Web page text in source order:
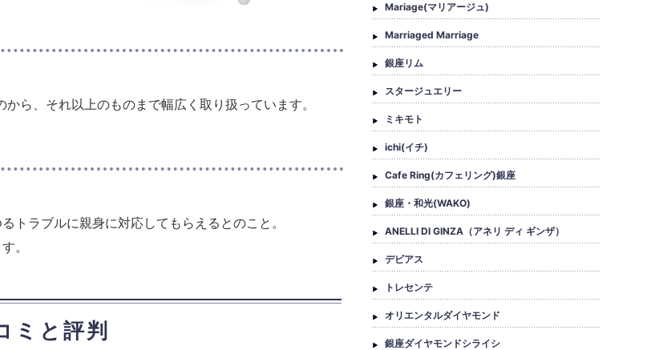
ら、それ以上のものまで幅広く取り扱っています。
トラブルに親身に対応してもらえるとのこと。
。
ミと評判
Mariage(マリアージュ)
Marriaged Marriage
銀座リム
スタージュエリー
ミキモト
ichi(イチ)
Cafe Ring(カフェリング)銀座
銀座・和光(WAKO)
ANELLI DI GINZA（アネリ ディ ギンザ）
デビアス
トレセンテ
オリエンタルダイヤモンド
銀座ダイヤモンドシライシ